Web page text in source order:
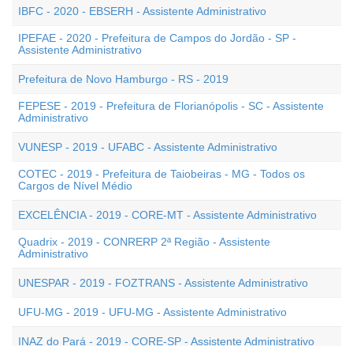
IBFC - 2020 - EBSERH - Assistente Administrativo
IPEFAE - 2020 - Prefeitura de Campos do Jordão - SP -
Assistente Administrativo
Prefeitura de Novo Hamburgo - RS - 2019
FEPESE - 2019 - Prefeitura de Florianópolis - SC - Assistente
Administrativo
VUNESP - 2019 - UFABC - Assistente Administrativo
COTEC - 2019 - Prefeitura de Taiobeiras - MG - Todos os
Cargos de Nível Médio
EXCELÊNCIA - 2019 - CORE-MT - Assistente Administrativo
Quadrix - 2019 - CONRERP 2ª Região - Assistente
Administrativo
UNESPAR - 2019 - FOZTRANS - Assistente Administrativo
UFU-MG - 2019 - UFU-MG - Assistente Administrativo
INAZ do Pará - 2019 - CORE-SP - Assistente Administrativo